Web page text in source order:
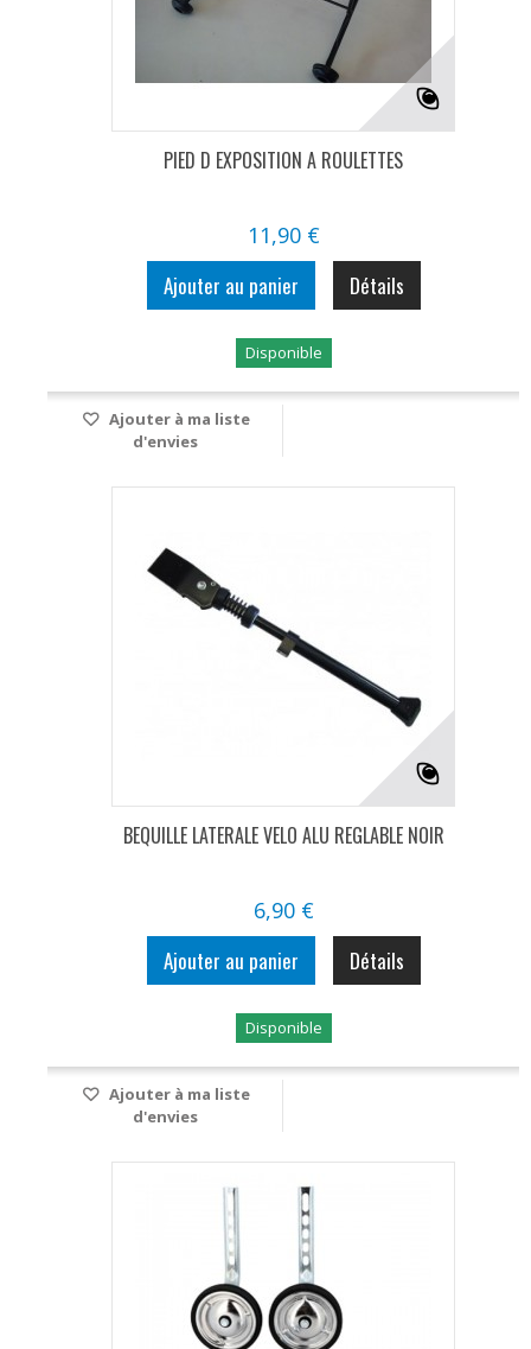
PIED D EXPOSITION A ROULETTES
11,90 €
Ajouter au panier Détails
Disponible
Ajouter à ma liste
d'envies
BEQUILLE LATERALE VELO ALU REGLABLE NOIR
6,90 €
Ajouter au panier Détails
Disponible
Ajouter à ma liste
d'envies